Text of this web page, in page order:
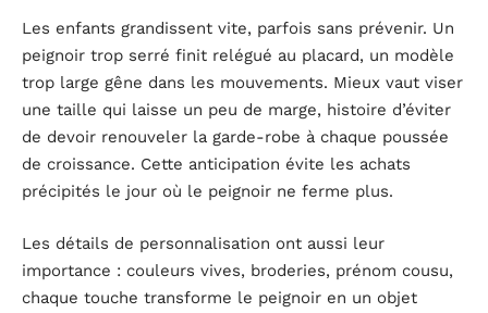
Les enfants grandissent vite, parfois sans prévenir. Un
peignoir trop serré finit relégué au placard, un modèle
trop large gêne dans les mouvements. Mieux vaut viser
une taille qui laisse un peu de marge, histoire d’éviter
de devoir renouveler la garde-robe à chaque poussée
de croissance. Cette anticipation évite les achats
précipités le jour où le peignoir ne ferme plus.
Les détails de personnalisation ont aussi leur
importance : couleurs vives, broderies, prénom cousu,
chaque touche transforme le peignoir en un objet